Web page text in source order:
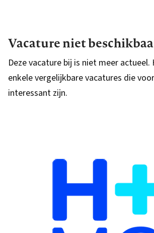
Vacature niet
Deze vacature bij is niet meer
enkele vergelijkbare vacatures die
interessant zijn.